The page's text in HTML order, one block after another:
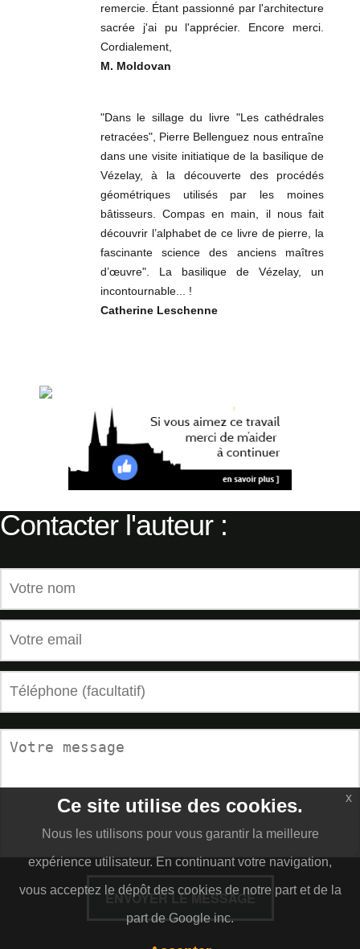
remercie. Étant passionné par l'architecture
sacrée j'ai pu l'apprécier. Encore merci.
Cordialement,
M. Moldovan
"Dans le sillage du livre "Les cathédrales
retracées", Pierre Bellenguez nous entraîne
dans une visite initiatique de la basilique de
Vézelay, à la découverte des procédés
géométriques utilisés par les moines
bâtisseurs. Compas en main, il nous fait
découvrir l’alphabet de ce livre de pierre, la
fascinante science des anciens maîtres
d’œuvre". La basilique de Vézelay, un
incontournable... !
Catherine Leschenne
Contacter l'auteur :
ENVOYER LE MESSAGE
Ce site utilise des cookies.
Nous les utilisons pour vous garantir la meilleure
expérience utilisateur. En continuant votre navigation,
vous acceptez le dépôt des cookies de notre part et de la
part de Google inc.
x